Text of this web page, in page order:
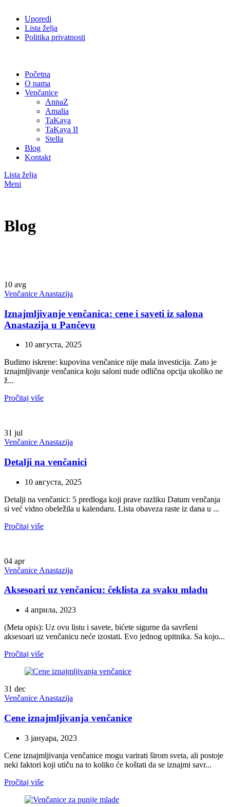
Uporedi
Lista želja
Politika privatnosti
Početna
O nama
Venčanice
AnnaZ
Amalia
TaKaya
TaKaya II
Stella
Blog
Kontakt
Lista želja
Meni
Blog
10 avg
Venčanice Anastazija
Iznajmljivanje venčanica: cene i saveti iz salona
Anastazija u Pančevu
10 августа, 2025
Budimo iskrene: kupovina venčanice nije mala investicija. Zato je
iznajmljivanje venčanica koju saloni nude odlična opcija ukoliko ne
ž...
Pročitaj više
31 jul
Venčanice Anastazija
Detalji na venčanici
10 августа, 2025
Detalji na venčanici: 5 predloga koji prave razliku Datum venčanja
si već vidno obeležila u kalendaru. Lista obaveza raste iz dana u ...
Pročitaj više
04 apr
Venčanice Anastazija
Aksesoari uz venčanicu: čeklista za svaku mladu
4 априла, 2023
(Meta opis): Uz ovu listu i savete, bićete sigurne da savršeni
aksesoari uz venčanicu neće izostati. Evo jednog upitnika. Sa kojo...
Pročitaj više
31 dec
Venčanice Anastazija
Cene iznajmljivanja venčanice
3 јануара, 2023
Cene iznajmljivanja venčanice mogu varirati širom sveta, ali postoje
neki faktori koji utiču na to koliko će koštati da se iznajmi savr...
Pročitaj više